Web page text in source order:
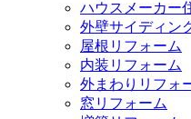
ハウスメーカー
外壁サイディン
屋根リフォーム
内装リフォーム
外まわりリフォ
窓リフォーム